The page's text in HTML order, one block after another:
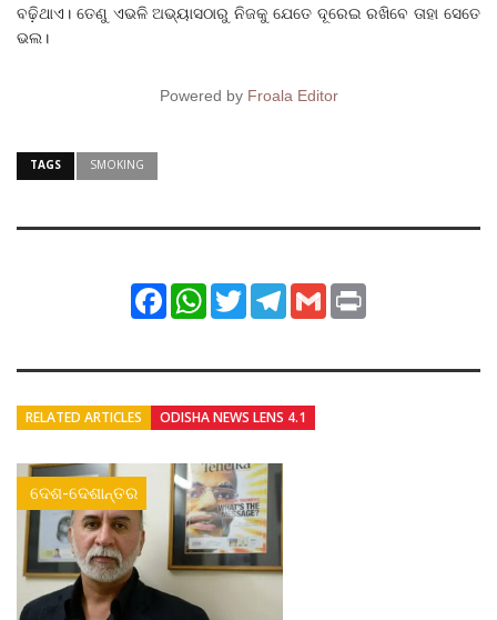
ବଢ଼ିଥାଏ। ତେଣୁ ଏଭଳି ଅଭ୍ୟାସଠାରୁ ନିଜକୁ ଯେତେ ଦୂରେଇ ରଖିବେ ତାହା ସେତେ
ଭଲ।
Powered by Froala Editor
TAGS SMOKING
FacebookWhatsApp
TwitterTelegram
Gmail
RELATED ARTICLES ODISHA NEWS LENS 4.1
ଦେଶ-ଦେଶାନ୍ତର